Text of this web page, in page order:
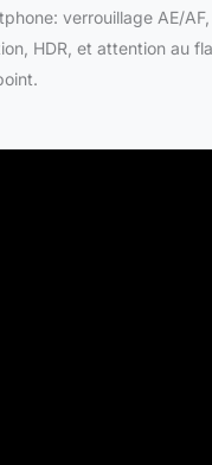
verrouillage AE/
HDR, et attention au